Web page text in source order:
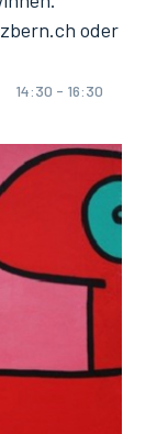
oder
14:30 - 16:30